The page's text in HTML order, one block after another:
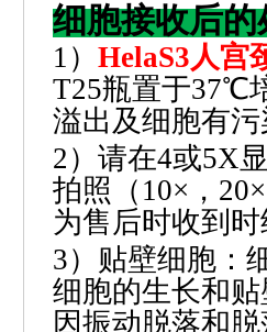
细胞接收后的
1） HelaS3人宫
T25瓶置于37℃
溢出及细胞有
2）请在4或5X
拍照（10×，
为售后时收到
3）贴壁细胞：
细胞的生长和
因振动脱落和